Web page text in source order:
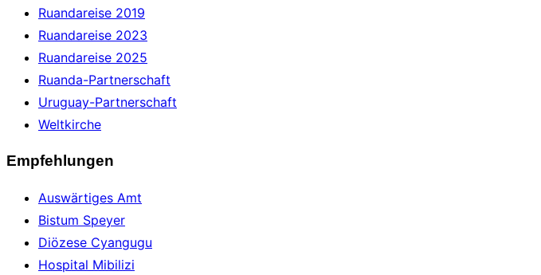
Ruandareise 2019
Ruandareise 2023
Ruandareise 2025
Ruanda-Partnerschaft
Uruguay-Partnerschaft
Weltkirche
Empfehlungen
Auswärtiges Amt
Bistum Speyer
Diözese Cyangugu
Hospital Mibilizi